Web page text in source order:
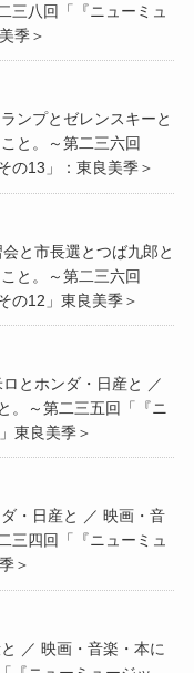
三八回「『ニューミュ
季＞
ンプとゼレンスキーと
と。～第二三六回
の13」：東良美季＞
と市長選とつば九郎と
と。～第二三六回
の12」東良美季＞
とホンダ・日産と ／
。～第二三五回「『ニ
東良美季＞
・日産と ／ 映画・音
三四回「『ニューミュ
＞
／ 映画・音楽・本に